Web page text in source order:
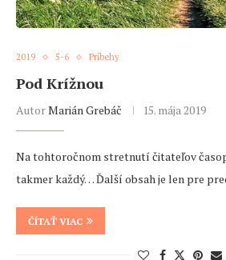
2019 5-6 Príbehy
Pod Krížnou
AutorMarián Grebáč 15. mája 2019
Na tohtoročnom stretnutí čitateľov
takmer každý… Ďalší obsah je len pre
ČÍTAŤ VIAC